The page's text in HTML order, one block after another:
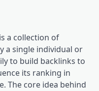
a collection of
a single individual or
to build backlinks to
its ranking in
The core idea behind